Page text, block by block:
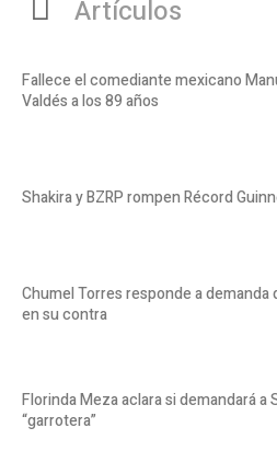
Artículos
Fallece el comediante mexicano
Valdés a los 89 años
Shakira y BZRP rompen Récord
Chumel Torres responde a demanda
en su contra
Florinda Meza aclara si demandará a
“garrotera”